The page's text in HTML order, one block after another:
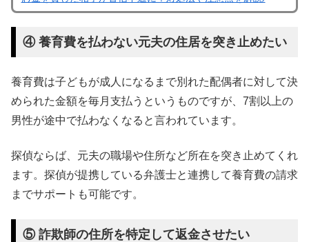
④ 養育費を払わない元夫の住居を突き止めたい
養育費は子どもが成人になるまで別れた配偶者に対して決
められた金額を毎月支払うというものですが、7割以上の
男性が途中で払わなくなると言われています。
探偵ならば、元夫の職場や住所など所在を突き止めてくれ
ます。探偵が提携している弁護士と連携して養育費の請求
までサポートも可能です。
⑤ 詐欺師の住所を特定して返金させたい